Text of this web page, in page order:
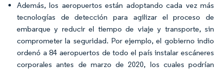
Además, los aeropuertos están adoptando cada vez más
tecnologías de detección para agilizar el proceso de
embarque y reducir el tiempo de viaje y transporte, sin
comprometer la seguridad. Por ejemplo, el gobierno indio
ordenó a 84 aeropuertos de todo el país instalar escáneres
corporales antes de marzo de 2020, los cuales podrían